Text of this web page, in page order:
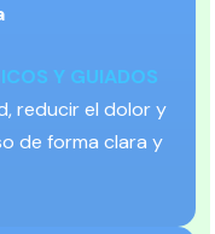
Y GUIADOS
reducir el dolor y
de forma clara y